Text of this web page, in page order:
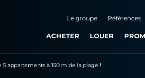
Le groupe Références
ACHETER LOUER
5 appartements à 150 m de la plage !